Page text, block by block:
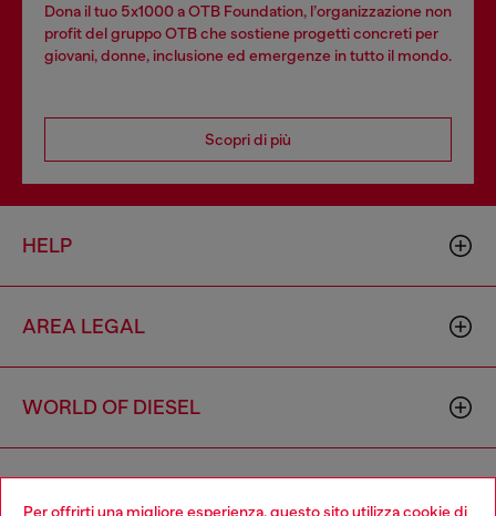
Per offrirti una migliore esperienza, questo sito utilizza cookie di
Dona il tuo 5x1000 a OTB Foundation, l’organizzazione non
profit del gruppo OTB che sostiene progetti concreti per
giovani, donne, inclusione ed emergenze in tutto il mondo.
Scopri di più
HELP
AREA LEGAL
WORLD OF DIESEL